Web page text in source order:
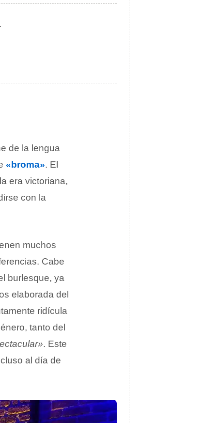
de la lengua
«broma». El
era victoriana,
con la
muchos
Cabe
burlesque, ya
elaborada del
ridícula
tanto del
. Este
al día de